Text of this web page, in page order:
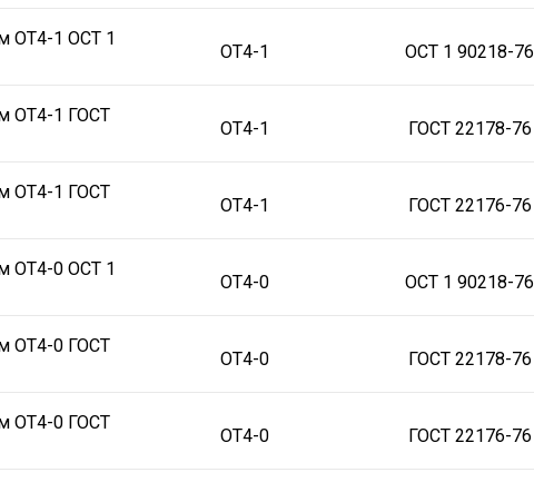
ОТ4-1 ОСТ 1
ОТ4-1 ОСТ 1 90218-76
ОТ4-1 ГОСТ
ОТ4-1 ГОСТ 22178-76
ОТ4-1 ГОСТ
ОТ4-1 ГОСТ 22176-76
ОТ4-0 ОСТ 1
ОТ4-0 ОСТ 1 90218-76
ОТ4-0 ГОСТ
ОТ4-0 ГОСТ 22178-76
ОТ4-0 ГОСТ
ОТ4-0 ГОСТ 22176-76